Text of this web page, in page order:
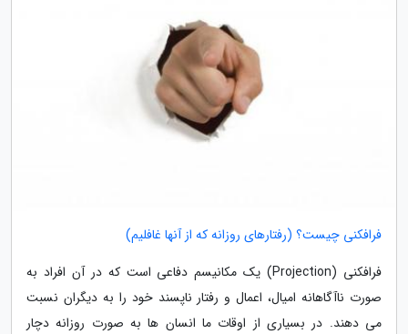
فرافکنی چیست؟ (رفتارهای روزانه که از آنها غافلیم)
فرافکنی (Projection) یک مکانیسم دفاعی است که در آن افراد به
صورت ناآگاهانه امیال، اعمال و رفتار ناپسند خود را به دیگران نسبت
می دهند. در بسیاری از اوقات ما انسان ها به صورت روزانه دچار